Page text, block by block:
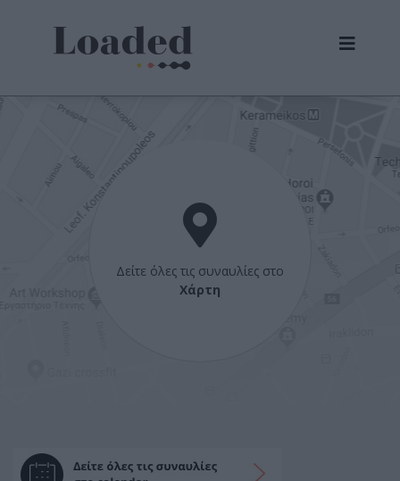
Δείτε όλες τις συναυλίες στο
Χάρτη